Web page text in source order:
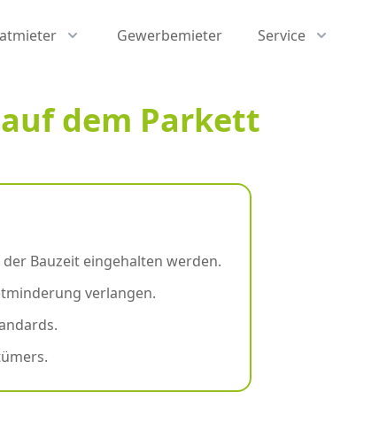
Gewerbemieter Service
dem Parkett
Bauzeit eingehalten werden.
verlangen.